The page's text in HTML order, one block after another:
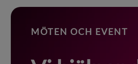
MÖTEN OCH EVENT